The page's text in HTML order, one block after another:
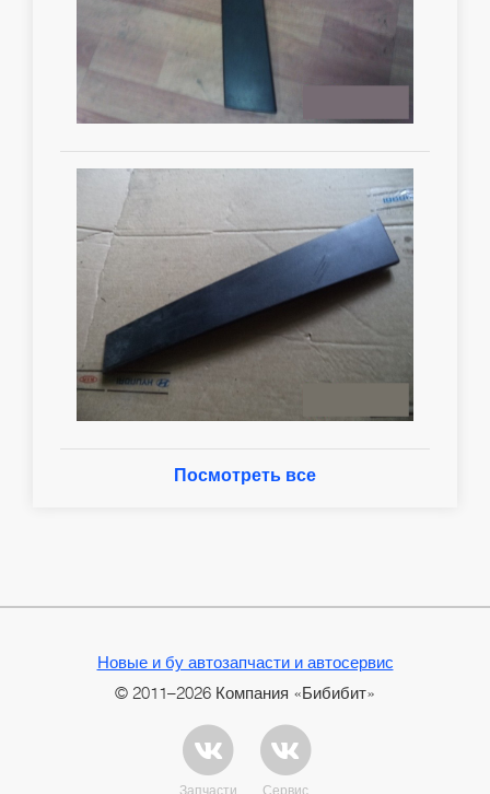
Посмотреть все
Новые и бу автозапчасти и автосервис
© 2011–2026 Компания «Бибибит»
Запчасти Сервис